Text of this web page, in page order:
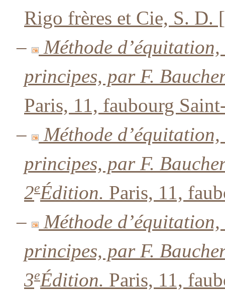
Rigo frères et Cie, S. D.
–
Méthode
principes, par F.
Paris, 11, faubourg
–
Méthode
principes, par F.
2eÉdition. Paris, 11,
–
Méthode
principes, par F.
3eÉdition. Paris, 11,